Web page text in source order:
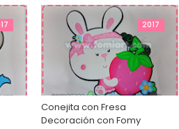
2017
Conejita con Fresa
Decoración con Fomy